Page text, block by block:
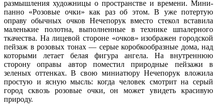
размышления художницы о пространстве и времени. Мини-
панно «Розовые очки» как раз об этом. В уже потертую
оправу обычных очков Нечепорук вместо стекол вставила
маленькие полотна, выполненные в технике шпалерного
ткачества. На лицевой стороне «очков» изображен городской
пейзаж в розовых тонах — серые коробкообразные дома, над
которыми летает белая фигура ангела. На внутреннюю
сторону оправы автор поместил природные пейзажи в
зеленых оттенках. В свою миниатюру Нечепорук вложила
простую и ясную мысль: когда человек смотрит на серый
город сквозь розовые очки, он может увидеть красивую
природу.